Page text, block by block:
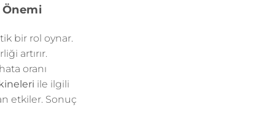
bir rol oynar.
artırır.
oranı
ile ilgili
etkiler. Sonuç